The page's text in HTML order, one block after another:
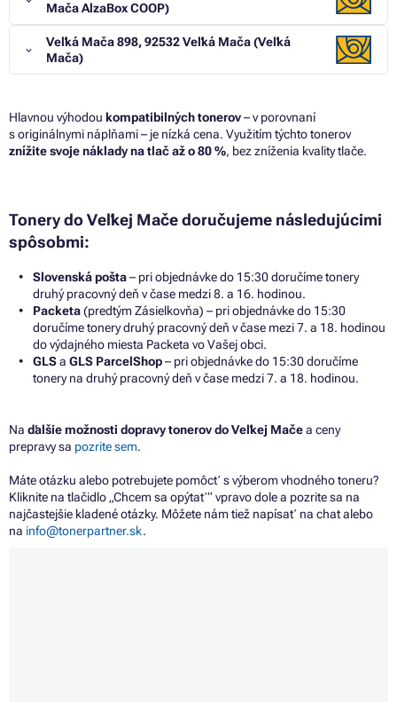
Mača AlzaBox COOP)
Veľká Mača 898, 92532 Veľká Mača (Veľká
Mača)
Hlavnou výhodou kompatibilných tonerov– v porovnaní
s originálnymi náplňami – je nízká cena. Využitím týchto tonerov
znížite svoje náklady na tlač až o 80 %, bez zníženia kvality tlače.
Tonery do Veľkej Mače doručujeme následujúcimi
spôsobmi:
Slovenská pošta– pri objednávke do 15:30 doručíme tonery
druhý pracovný deň v čase medzi 8. a 16. hodinou.
Packeta(predtým Zásielkovňa) – pri objednávke do 15:30
doručíme tonery druhý pracovný deň v čase mezi 7. a 18. hodinou
do výdajného miesta Packeta vo Vašej obci.
GLSa GLS ParcelShop– pri objednávke do 15:30 doručíme
tonery na druhý pracovný deň v čase medzi 7. a 18. hodinou.
Na ďalšie možnosti dopravy tonerov do Veľkej Mačea ceny
prepravy sa pozrite sem.
Máte otázku alebo potrebujete pomôcť s výberom vhodného toneru?
Kliknite na tlačidlo „Chcem sa opýtať“ vpravo dole a pozrite sa na
najčastejšie kladené otázky. Môžete nám tiež napísať na chat alebo
na info@tonerpartner.sk.